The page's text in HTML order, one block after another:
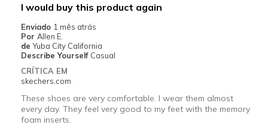
I would buy this product again
Enviado 1 mês atrás
Por Allen E.
de Yuba City California
Describe Yourself Casual
CRÍTICA EM
skechers.com
These shoes are very comfortable. I wear them almost
every day. They feel very good to my feet with the memory
foam inserts.